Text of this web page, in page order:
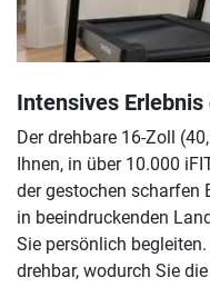
Intensives
Der drehbare 16-Zoll
Ihnen, in über 10.000
der gestochen scharfen
in beeindruckenden
Sie persönlich
drehbar, wodurch Sie